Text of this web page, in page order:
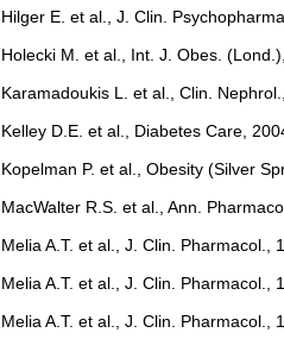
Hilger E. et al., J. Clin.
Holecki M. et al., Int. J. Obes.
Karamadoukis L. et al., Clin.
Kelley D.E. et al., Diabetes Care,
Kopelman P. et al., Obesity (Silver
MacWalter R.S. et al., Ann.
Melia A.T. et al., J. Clin. Pharmacol.,
Melia A.T. et al., J. Clin. Pharmacol.,
Melia A.T. et al., J. Clin. Pharmacol.,